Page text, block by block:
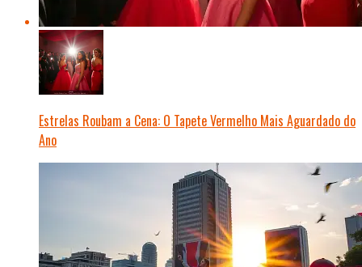
Estrelas Roubam a Cena: O Tapete Vermelho Mais Aguardado do
Ano